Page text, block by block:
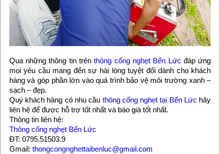
Qua những thông tin trênthông cống nghẹt Bến Lức đáp ứng
mọi yêu cầu mang đến sự hài lòng tuyệt đối dành cho khách
hàng và góp phần lớn vào quá trình bảo vệ môi trường xanh –
sạch – đẹp.
Quý khách hàng có nhu cầu thông cống nghẹt tại Bến Lức hãy
liên hệ để được hỗ trợ tốt nhất và báo giá tốt nhất.
Thông tin liên hệ:
Thông cống nghẹt Bến Lức
ĐT: 0795.51503.9
Gmail: thongcongnghettaibenluc@gmail.com